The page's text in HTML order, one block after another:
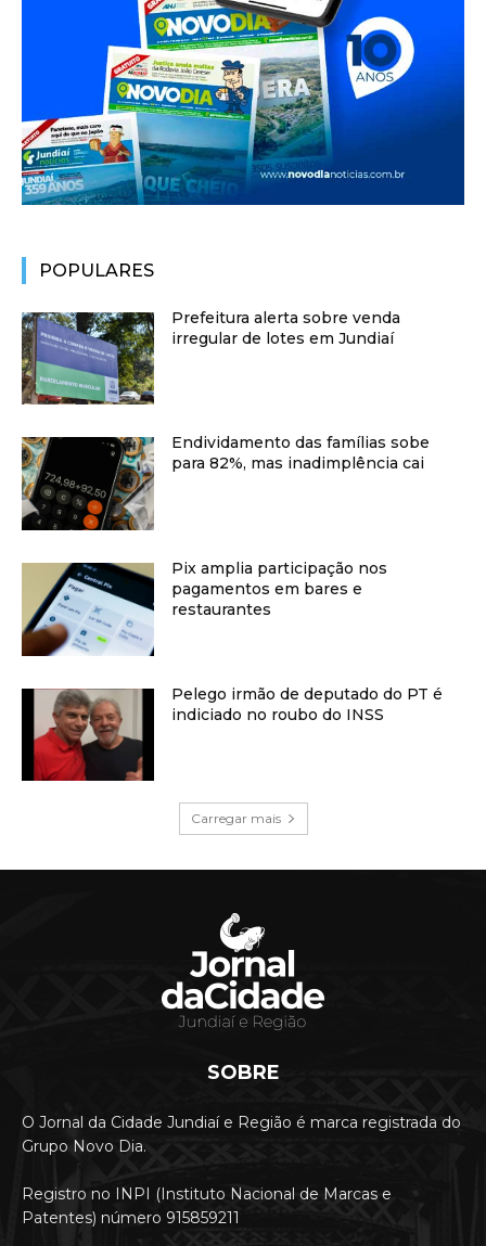
POPULARES
Prefeitura alerta sobre venda
irregular de lotes em Jundiaí
Endividamento das famílias sobe
para 82%, mas inadimplência cai
Pix amplia participação nos
pagamentos em bares e
restaurantes
Pelego irmão de deputado do PT é
indiciado no roubo do INSS
Carregar mais
SOBRE
O Jornal da Cidade Jundiaí e Região é marca registrada do
Grupo Novo Dia.
Registro no INPI (Instituto Nacional de Marcas e
Patentes) número 915859211